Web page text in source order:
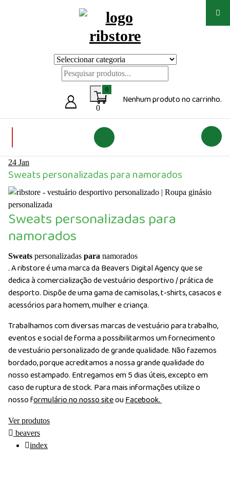
0
0
Nenhum produto no carrinho.
24 Jan
Sweats personalizadas para namorados
Sweats personalizadas para
namorados
Sweats personalizadas para namorados
. A ribstore é uma marca da Beavers Digital Agency que se
dedica à comercialização de vestuário desportivo / prática de
desporto. Dispõe de uma gama de camisolas, t-shirts, casacos e
acessórios para homem, mulher e criança.
Trabalhamos com diversas marcas de vestuário para trabalho,
eventos e social de forma a possibilitarmos um fornecimento
de vestuário personalizado de grande qualidade. Não fazemos
bordado, porque acreditamos a nossa grande qualidade do
nosso estampado. Entregamos em 5 dias úteis, excepto em
caso de ruptura de stock. Para mais informações utilize o
nosso formulário no nosso siteouFacebook.
Ver produtos
beavers
index